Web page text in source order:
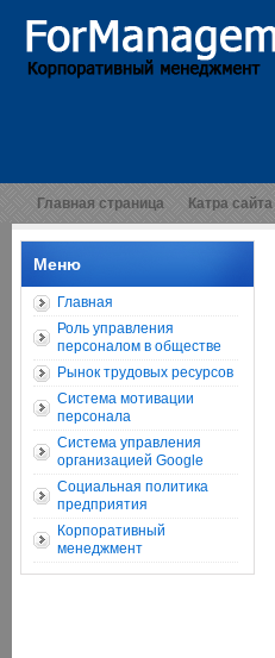
Главная страница Катра сайта
Меню
Главная
Роль управления
персоналом в обществе
Рынок трудовых ресурсов
Система мотивации
персонала
Система управления
организацией Google
Социальная политика
предприятия
Корпоративный
менеджмент